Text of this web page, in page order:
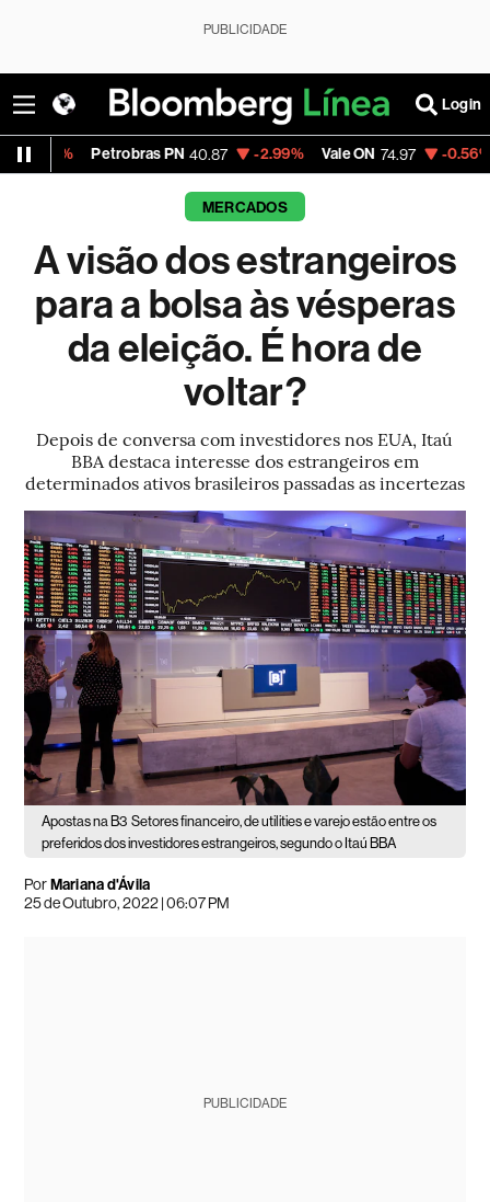
PUBLICIDADE
Login
PN 40.87 -2.99% Vale ON 74.97 -0.56% Itaú PN
MERCADOS
A visão dos estrangeiros
para a bolsa às vésperas
da eleição. É hora de
voltar?
Depois de conversa com investidores nos EUA, Itaú
BBA destaca interesse dos estrangeiros em
determinados ativos brasileiros passadas as incertezas
Apostas na B3 Setores financeiro, de utilities e varejo estão entre os
preferidos dos investidores estrangeiros, segundo o Itaú BBA
PorMariana d'Ávila
25 de Outubro, 2022 | 06:07 PM
PUBLICIDADE